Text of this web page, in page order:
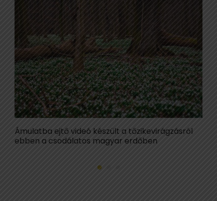
Ámulatba ejtő videó készült a tőzikevirágzásról
ebben a csodálatos magyar erdőben